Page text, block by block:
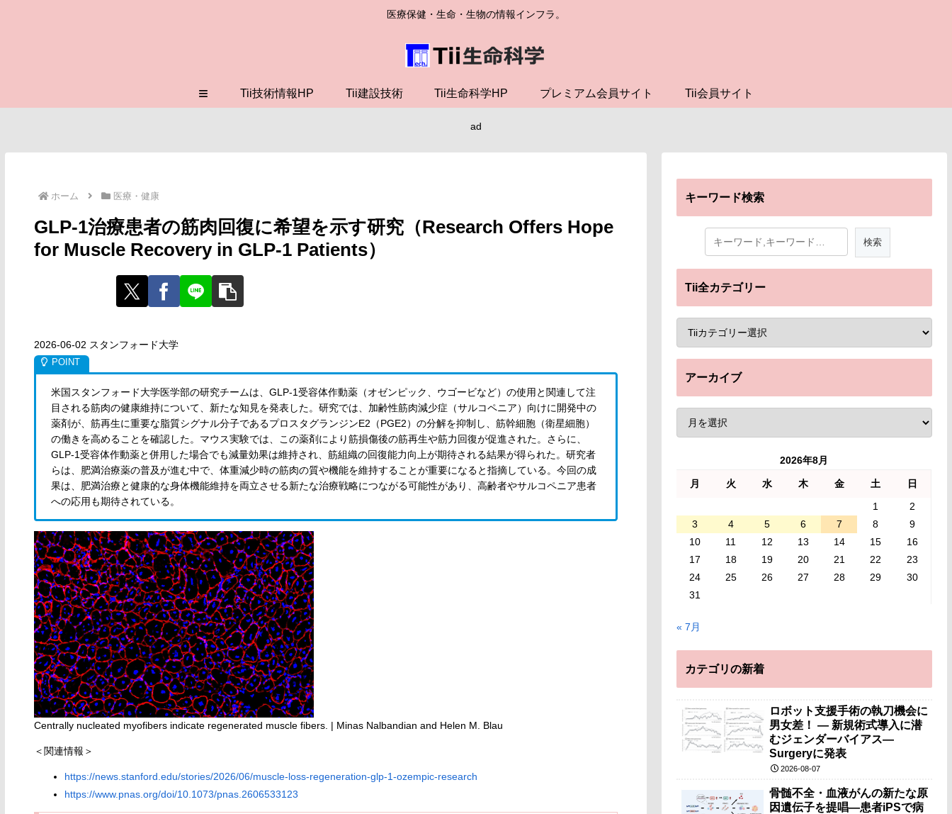
医療保健・生命・生物の情報インフラ。
≡ Tii技術情報HP Tii建設技術 Tii生命科学HP プレミアム会員サイト Tii会員サイト
ad
ホーム 医療・健康
GLP-1治療患者の筋肉回復に希望を示す研究（Research Offers Hope
for Muscle Recovery in GLP-1 Patients）
2026-06-02 スタンフォード大学
米国スタンフォード大学医学部の研究チームは、GLP-1受容体作動薬（オゼンピック、ウゴービなど）の使用と関連して注
目される筋肉の健康維持について、新たな知見を発表した。研究では、加齢性筋肉減少症（サルコペニア）向けに開発中の
薬剤が、筋再生に重要な脂質シグナル分子であるプロスタグランジンE2（PGE2）の分解を抑制し、筋幹細胞（衛星細胞）
の働きを高めることを確認した。マウス実験では、この薬剤により筋損傷後の筋再生や筋力回復が促進された。さらに、
GLP-1受容体作動薬と併用した場合でも減量効果は維持され、筋組織の回復能力向上が期待される結果が得られた。研究者
らは、肥満治療薬の普及が進む中で、体重減少時の筋肉の質や機能を維持することが重要になると指摘している。今回の成
果は、肥満治療と健康的な身体機能維持を両立させる新たな治療戦略につながる可能性があり、高齢者やサルコペニア患者
への応用も期待されている。
Centrally nucleated myofibers indicate regenerated muscle fibers. | Minas Nalbandian and Helen M. Blau
＜関連情報＞
https://news.stanford.edu/stories/2026/06/muscle-loss-regeneration-glp-1-ozempic-research
https://www.pnas.org/doi/10.1073/pnas.2606533123
キーワード検索
Tii全カテゴリー
アーカイブ
2026年8月
月 火 水 木 金 土
日
1
2
3
4 5 6 7 8
9
10
11 12 13 14 15
16
17
18 19 20 21 22
23
24
25 26 27 28 29
30
31
« 7月
カテゴリの新着
ロボット支援手術の執刀機会に
男女差！ — 新規術式導入に潜
むジェンダーバイアス—
Surgeryに発表
2026-08-07
骨髄不全・血液がんの新たな原
因遺伝子を提唱―患者iPSで病